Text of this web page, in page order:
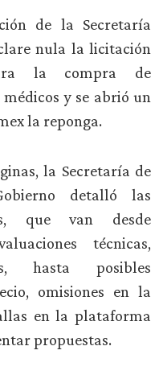
de la Secretaría
nula la licitación
la compra de
y se abrió un
la reponga.
la Secretaría de
detalló las
que van desde
técnicas,
hasta posibles
omisiones en la
en la plataforma
propuestas.